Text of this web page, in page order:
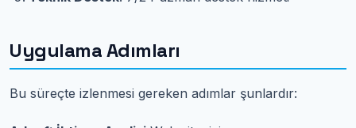
Uygulama Adımları
Bu süreçte izlenmesi gereken adımlar şunlardır: